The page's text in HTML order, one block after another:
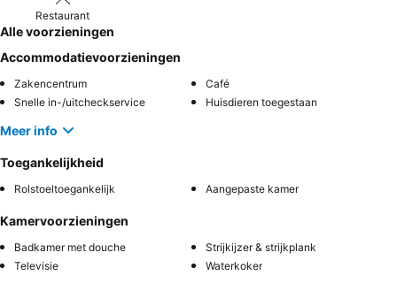
Restaurant
Alle voorzieningen
Accommodatievoorzieningen
Zakencentrum
Café
Snelle in-/uitcheckservice
Huisdieren toegestaan
Meer info
Toegankelijkheid
Rolstoeltoegankelijk Aangepaste kamer
Kamervoorzieningen
Badkamer met douche
Strijkijzer & strijkplank
Televisie
Waterkoker